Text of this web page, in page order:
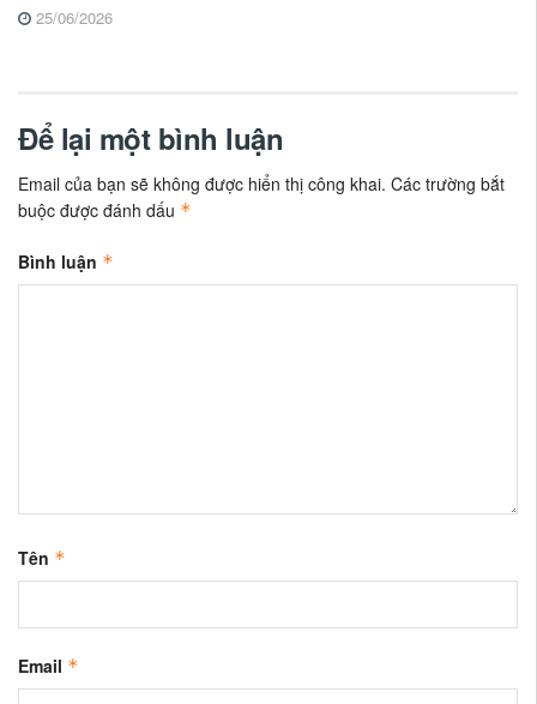
25/06/2026
Để lại một bình luận
Email của bạn sẽ không được hiển thị công khai. Các trường bắt
buộc được đánh dấu *
Bình luận *
Tên *
Email *